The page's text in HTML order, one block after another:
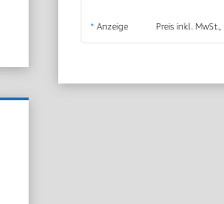
* Anzeige Preis inkl.